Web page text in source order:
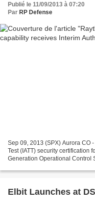
Publié le 11/09/2013 à 07:20
Par RP Defense
Sep 09, 2013 (SPX) Aurora CO
Test (IATT) security certification
Generation Operational Control
Elbit Launches at